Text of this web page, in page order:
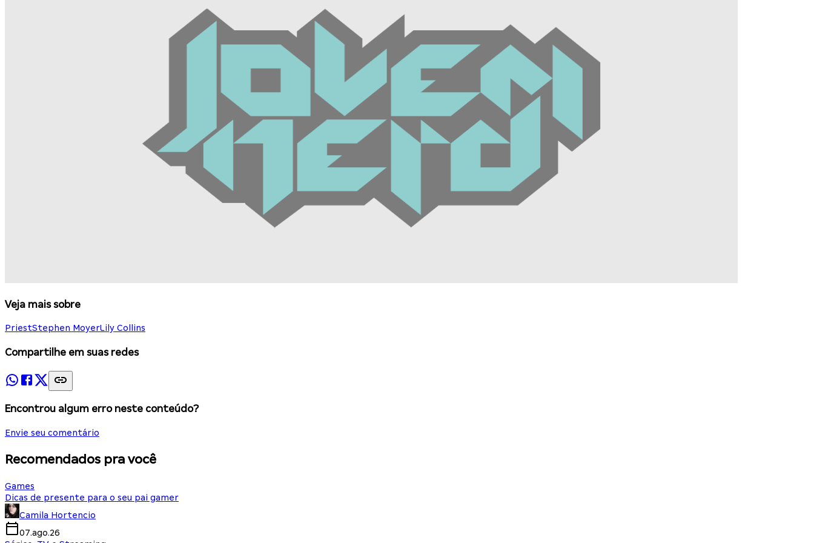
Veja mais sobre
PriestStephen MoyerLily Collins
Compartilhe em suas redes
Encontrou algum erro neste conteúdo?
Envie seu comentário
Recomendados pra você
Games
Dicas de presente para o seu pai gamer
Camila Hortencio
07.ago.26